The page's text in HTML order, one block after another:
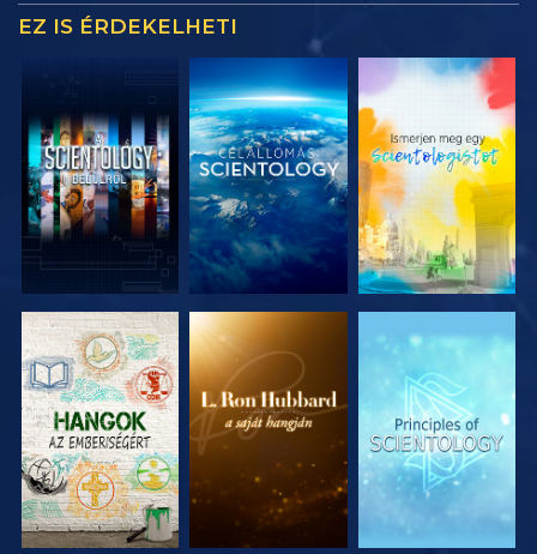
EZ IS ÉRDEKELHETI
A SOROZAT
RÉSZEI
A SOROZAT
RÉSZEI
A SOROZAT
RÉSZEI